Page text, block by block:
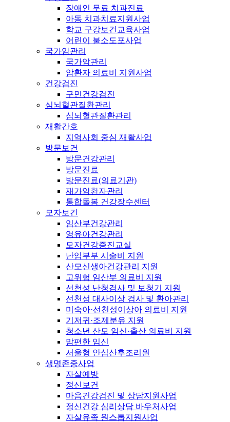
장애인 무료 치과진료
아동 치과치료지원사업
학교 구강보건교육사업
어린이 불소도포사업
국가암관리
국가암관리
암환자 의료비 지원사업
건강검진
구민건강검진
심뇌혈관질환관리
심뇌혈관질환관리
재활간호
지역사회 중심 재활사업
방문보건
방문건강관리
방문진료
방문진료(의료기관)
재가암환자관리
통합돌봄 건강장수센터
모자보건
임산부건강관리
영유아건강관리
모자건강증진교실
난임부부 시술비 지원
산모신생아건강관리 지원
고위험 임산부 의료비 지원
선천성 난청검사 및 보청기 지원
선천성 대사이상 검사 및 환아관리
미숙아·선천성이상아 의료비 지원
기저귀·조제분유 지원
청소년 산모 임신·출산 의료비 지원
맘편한 임신
서울형 안심산후조리원
생명존중사업
자살예방
정신보건
마음건강검진 및 상담지원사업
정신건강 심리상담 바우처사업
자살유족 원스톱지원사업